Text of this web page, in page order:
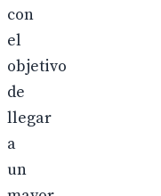
con
el
objetivo
de
llegar
a
un